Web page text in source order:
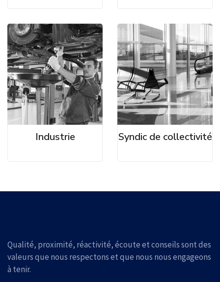
Industrie Syndic de collectivité
Qualité, proximité, réactivité, écoute et conseils sont des
valeurs que nous respectons et que nous nous engageons
à tenir.